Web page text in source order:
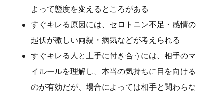
よって態度を変えるところがある
すぐキレる原因には、セロトニン不足・感情の
起伏が激しい両親・病気などが考えられる
すぐキレる人と上手に付き合うには、相手のマ
イルールを理解し、本当の気持ちに目を向ける
のが有効だが、場合によっては相手と関わらな